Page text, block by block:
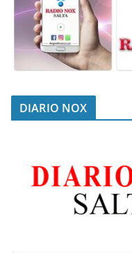
DIARIO NOX